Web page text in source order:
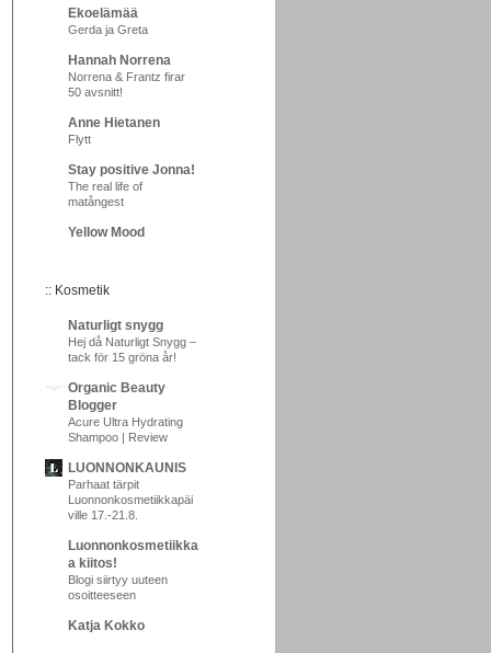
Ekoelämää
Gerda ja Greta
Hannah Norrena
Norrena & Frantz firar
50 avsnitt!
Anne Hietanen
Flytt
Stay positive Jonna!
The real life of
matångest
Yellow Mood
:: Kosmetik
Naturligt snygg
Hej då Naturligt Snygg –
tack för 15 gröna år!
Organic Beauty
Blogger
Acure Ultra Hydrating
Shampoo | Review
LUONNONKAUNIS
Parhaat tärpit
Luonnonkosmetiikkapäi
ville 17.-21.8.
Luonnonkosmetiikka
a kiitos!
Blogi siirtyy uuteen
osoitteeseen
Katja Kokko